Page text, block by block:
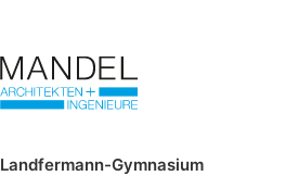
Landfermann-Gymnasium